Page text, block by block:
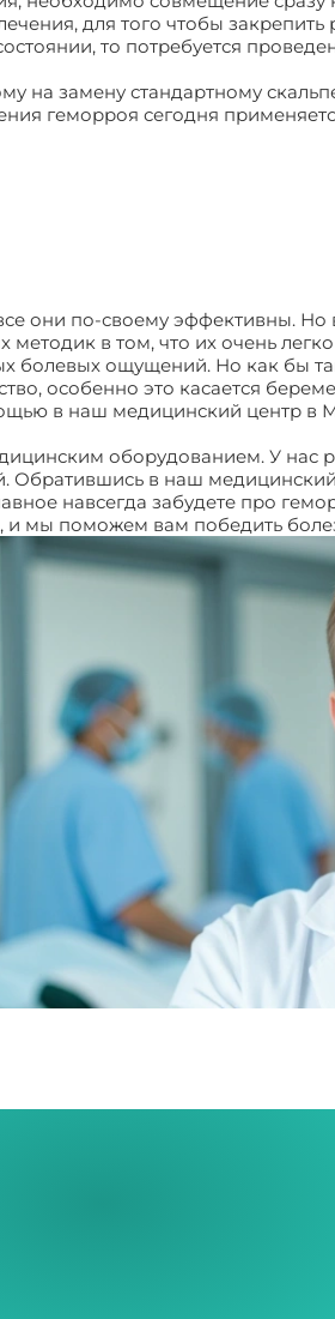
для того чтобы закрепить
то потребуется
на замену стандартному
геморроя сегодня
они по-своему эффективны.
в том, что их очень
болевых ощущений. Но как бы
особенно это касается
в наш медицинский центр в
оборудованием. У нас
Обратившись в наш
навсегда забудете про
мы поможем вам победить